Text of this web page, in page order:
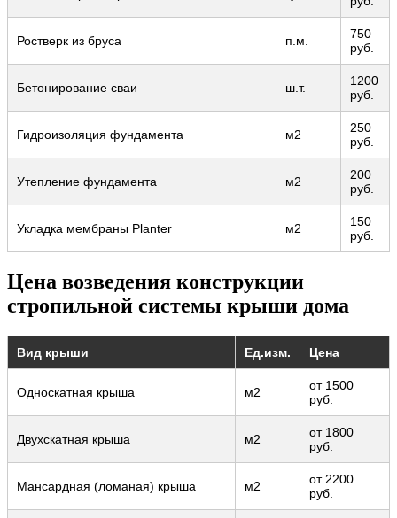
Ростверк из бруса п.м.
750
руб.
Бетонирование сваи ш.т.
1200
руб.
Гидроизоляция фундамента м2
250
руб.
Утепление фундамента м2
200
руб.
Укладка мембраны Planter м2
150
руб.
Цена возведения конструкции
стропильной системы крыши дома
Вид крыши Ед.изм. Цена
Односкатная крыша м2
от 1500
руб.
Двухскатная крыша м2
от 1800
руб.
Мансардная (ломаная) крыша м2
от 2200
руб.